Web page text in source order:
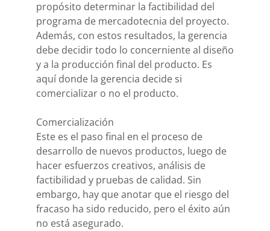
propósito determinar la factibilidad del
programa de mercadotecnia del proyecto.
Además, con estos resultados, la gerencia
debe decidir todo lo concerniente al diseño
y a la producción final del producto. Es
aquí donde la gerencia decide si
comercializar o no el producto.
Comercialización
Este es el paso final en el proceso de
desarrollo de nuevos productos, luego de
hacer esfuerzos creativos, análisis de
factibilidad y pruebas de calidad. Sin
embargo, hay que anotar que el riesgo del
fracaso ha sido reducido, pero el éxito aún
no está asegurado.